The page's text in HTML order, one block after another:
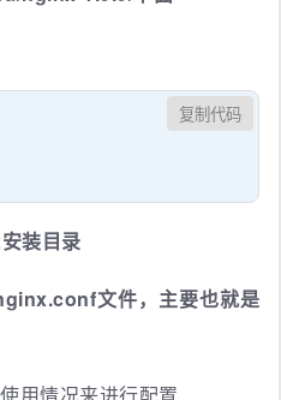
复制代码
装目录
文件，主要也就是
用情况来进行配置